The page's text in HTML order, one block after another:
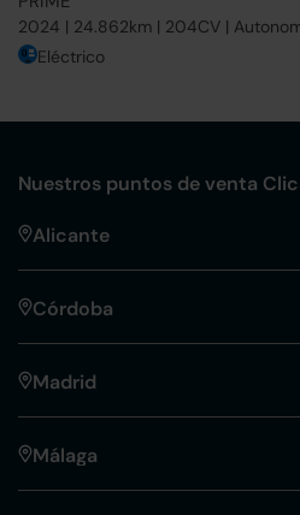
2024 | 24.862km | 204CV |
Eléctrico
Nuestros puntos de venta
Alicante
Córdoba
Madrid
Málaga